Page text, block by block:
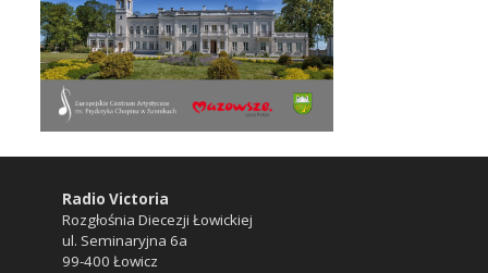
Radio Victoria
Rozgłośnia Diecezji Łowickiej
ul. Seminaryjna 6a
99-400 Łowicz